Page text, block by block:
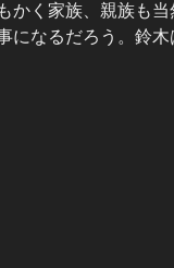
かく家族、親族も
なるだろう。鈴木